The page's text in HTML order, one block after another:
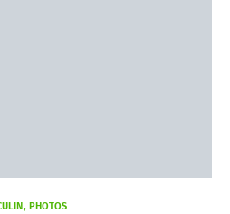
PHOTOS